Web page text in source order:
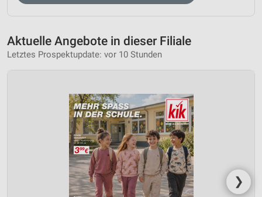
Aktuelle Angebote in dieser Filiale
Letztes Prospektupdate: vor 10 Stunden
❯